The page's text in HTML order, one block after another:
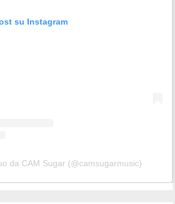
su Instagram
da CAM Sugar (@camsugarmusic)